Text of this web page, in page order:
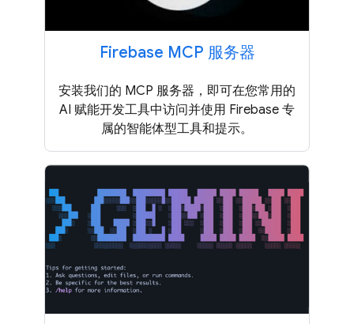
Firebase MCP 服务器
安装我们的 MCP 服务器，即可在您常用的
AI 赋能开发工具中访问并使用 Firebase 专
属的智能体型工具和提示。